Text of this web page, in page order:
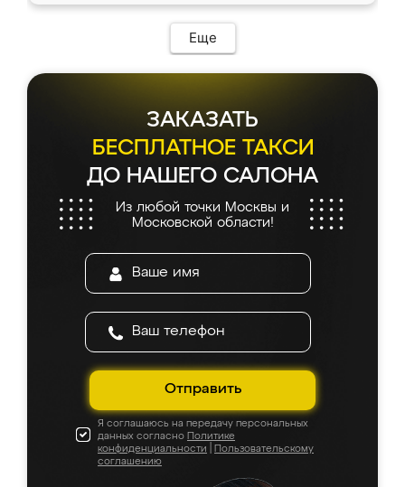
Еще
ЗАКАЗАТЬ
БЕСПЛАТНОЕ ТАКСИ
ДО НАШЕГО САЛОНА
Из любой точки Москвы и
Московской области!
Отправить
Я соглашаюсь на передачу персональных
данных согласно Политике
конфиденциальности
Пользовательскому
соглашению